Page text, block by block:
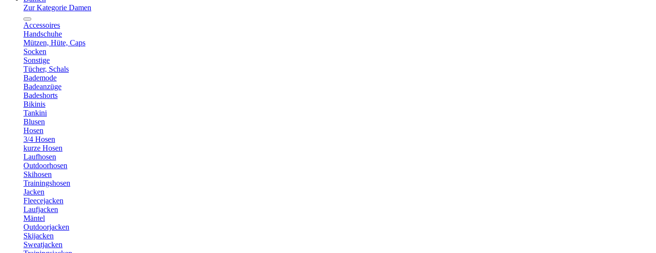
Zur Kategorie Damen
Accessoires
Handschuhe
Mützen, Hüte, Caps
Socken
Sonstige
Tücher, Schals
Bademode
Badeanzüge
Badeshorts
Bikinis
Tankini
Blusen
Hosen
3/4 Hosen
kurze Hosen
Laufhosen
Outdoorhosen
Skihosen
Trainingshosen
Jacken
Fleecejacken
Laufjacken
Mäntel
Outdoorjacken
Skijacken
Sweatjacken